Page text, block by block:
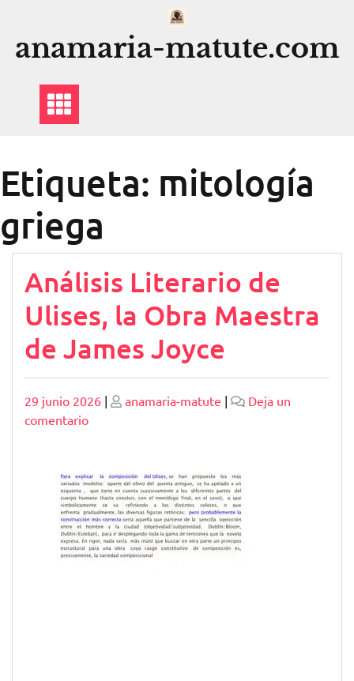
contenido
anamaria-matute.com
Etiqueta: mitología
griega
Análisis Literario de
Ulises, la Obra Maestra
de James Joyce
Publicado
29 junio 2026 | Publicado
anamaria-matute |
Deja un
comentarioen
de
Ulises,
la
Obra
Maestra